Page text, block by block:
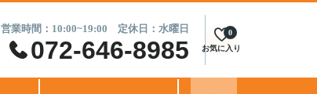
営業時間：10:00~19:00 定休日：水曜日
072-646-8985 お気に入り
0